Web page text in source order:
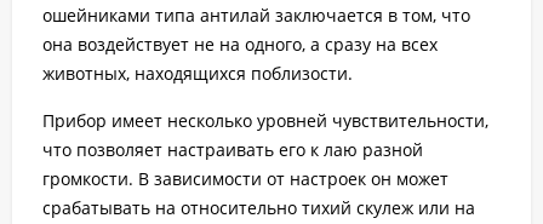
ошейниками типа антилай заключается в том, что
она воздействует не на одного, а сразу на всех
животных, находящихся поблизости.
Прибор имеет несколько уровней чувствительности,
что позволяет настраивать его к лаю разной
громкости. В зависимости от настроек он может
срабатывать на относительно тихий скулеж или на